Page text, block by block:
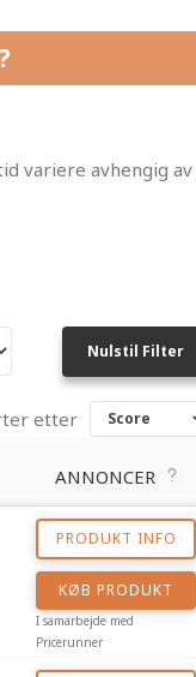
variere avhengig av
Nulstil Filter
etter
ANNONCER
PRODUKT INFO
KØB PRODUKT
I samarbejde med
Pricerunner